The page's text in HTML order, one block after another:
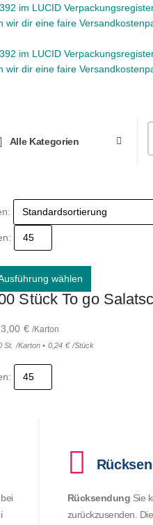
im LUCID
dir eine faire
im LUCID
dir eine faire
Alle Kategorien
wählen
Stück To go
€ /Karton
St. /Karton • 0,24 € /Stück
Rücksendung Sie
zurückzusenden.